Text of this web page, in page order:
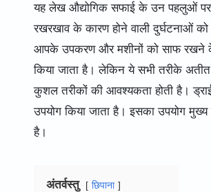
यह लेख औद्योगिक सफाई के उन पहलुओं पर
रखरखाव के कारण होने वाली दुर्घटनाओं
आपके उपकरण और मशीनों को साफ रखने के
किया जाता है। लेकिन ये सभी तरीके
कुशल तरीकों की आवश्यकता होती है।
उपयोग किया जाता है। इसका उपयोग
है।
अंतर्वस्तु छिपाना